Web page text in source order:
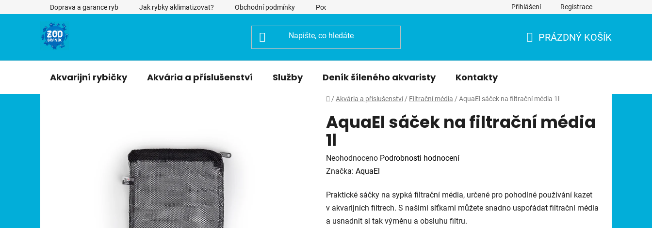
na
Doprava a garance ryb Jak rybky aklimatizovat? Obchodní podmínky Podmínky ochrany osobních údajů Přihlášení Registrace
PRÁZDNÝ KOŠÍK
Akvarijní rybičky Akvária a příslušenství Služby Deník šíleného akvaristy Kontakty
Domů
/ Akvária a příslušenství / Filtrační média / AquaEl sáček na filtrační média 1l
AquaEl sáček na filtrační média
1l
Průměrné
hodnocení
je
0,0
z
Neohodnoceno Podrobnosti hodnocení
Značka: AquaEl
Praktické sáčky na sypká filtrační média, určené pro pohodlné používání kazet
v akvarijních filtrech. S našimi síťkami můžete snadno uspořádat filtrační média
a usnadnit si tak výměnu a obsluhu filtru.